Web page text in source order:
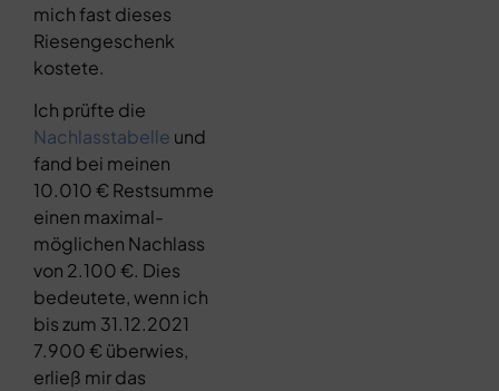
mich fast dieses
Riesengeschenk
kostete.
Ich prüfte die
Nachlasstabelle und
fand bei meinen
10.010 € Restsumme
einen maximal-
möglichen Nachlass
von 2.100 €. Dies
bedeutete, wenn ich
bis zum 31.12.2021
7.900 € überwies,
erließ mir das